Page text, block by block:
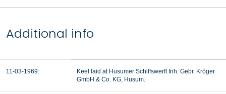
Additional info
11-03-1969:
Keel laid at Husumer Schiffswerft Inh. Gebr. Kröger
GmbH & Co. KG, Husum.